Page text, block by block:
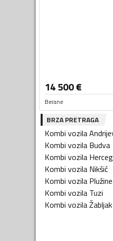
14 500€
Berane
BRZA PRETRAGA
Kombi vozila
Kombi vozila Budva
Kombi vozila
Kombi vozila Nikšić
Kombi vozila Plužine
Kombi vozila Tuzi
Kombi vozilaŽabljak